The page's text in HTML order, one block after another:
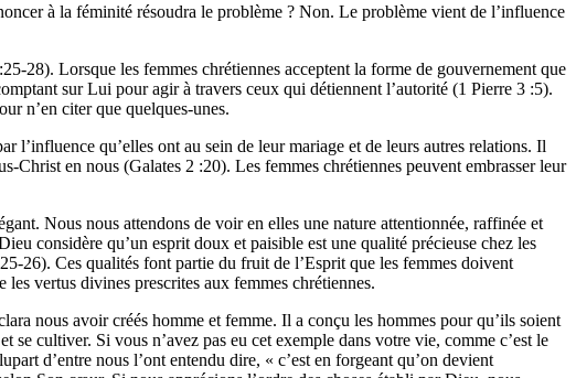
à la féminité résoudra le problème ? Non. Le problème vient de l’influence
28). Lorsque les femmes chrétiennes acceptent la forme de gouvernement que
sur Lui pour agir à travers ceux qui détiennent l’autorité (1 Pierre 3 :5).
n’en citer que quelques-unes.
l’influence qu’elles ont au sein de leur mariage et de leurs autres relations. Il
en nous (Galates 2 :20). Les femmes chrétiennes peuvent embrasser leur
Nous nous attendons de voir en elles une nature attentionnée, raffinée et
considère qu’un esprit doux et paisible est une qualité précieuse chez les
26). Ces qualités font partie du fruit de l’Esprit que les femmes doivent
vertus divines prescrites aux femmes chrétiennes.
nous avoir créés homme et femme. Il a conçu les hommes pour qu’ils soient
se cultiver. Si vous n’avez pas eu cet exemple dans votre vie, comme c’est le
d’entre nous l’ont entendu dire, « c’est en forgeant qu’on devient